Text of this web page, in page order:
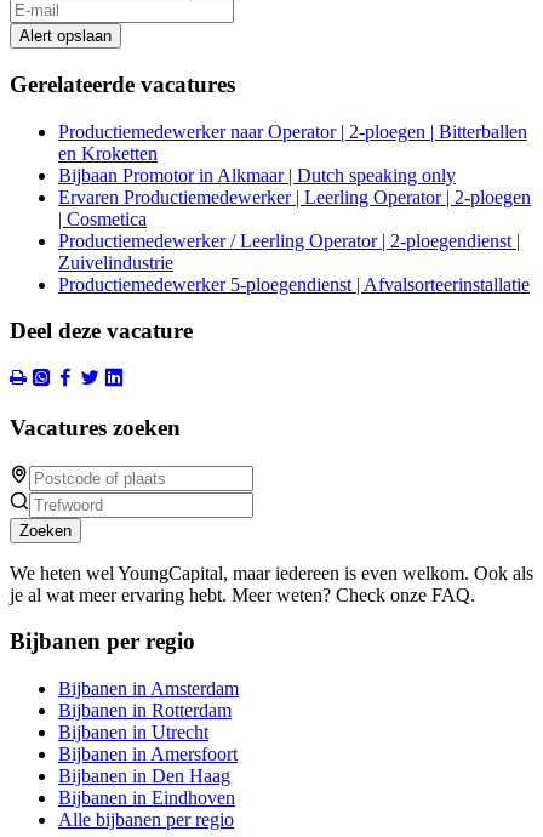
Alert opslaan
Gerelateerde vacatures
Productiemedewerker naar Operator | 2-ploegen | Bitterballen
en Kroketten
Bijbaan Promotor in Alkmaar | Dutch speaking only
Ervaren Productiemedewerker | Leerling Operator | 2-ploegen
| Cosmetica
Productiemedewerker / Leerling Operator | 2-ploegendienst |
Zuivelindustrie
Productiemedewerker 5-ploegendienst | Afvalsorteerinstallatie
Deel deze vacature
Vacatures zoeken
Zoeken
We heten wel YoungCapital, maar iedereen is even welkom. Ook als
je al wat meer ervaring hebt. Meer weten? Check onze FAQ.
Bijbanen per regio
Bijbanen in Amsterdam
Bijbanen in Rotterdam
Bijbanen in Utrecht
Bijbanen in Amersfoort
Bijbanen in Den Haag
Bijbanen in Eindhoven
Alle bijbanen per regio